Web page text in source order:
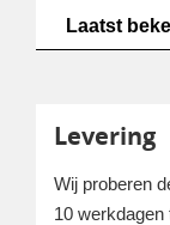
Laatst
Levering
Wij proberen
10